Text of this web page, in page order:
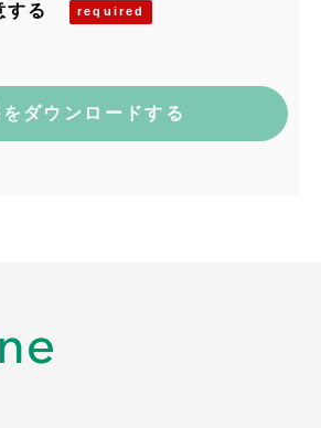
社 個人情報保護管理者
京都千代田区神田紺屋町
ースト神田紺屋町5F
3305
ます（電話またはメールに
関連するご案内
する